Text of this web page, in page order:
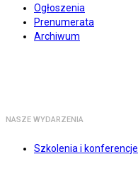
Ogłoszenia
Prenumerata
Archiwum
NASZE WYDARZENIA
Szkolenia i konferencje